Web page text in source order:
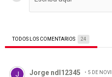
TODOS LOS COMENTARIOS 24
Comentario de Jorge ndl12345.
Jorge ndl12345 5 DE